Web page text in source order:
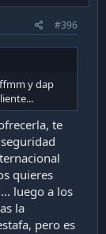
#396
y dap
te
quieres
luego a los
la
pero es